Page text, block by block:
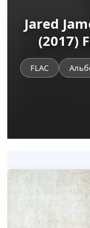
Jared
(2017)
FLAC